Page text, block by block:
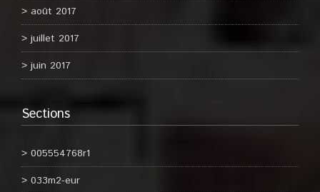
août 2017
juillet 2017
juin 2017
Sections
005554768r1
033m2-eur